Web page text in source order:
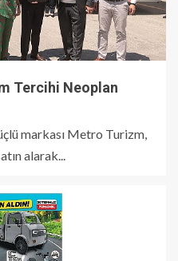
Tercihi Neoplan
markası Metro Turizm,
alarak...